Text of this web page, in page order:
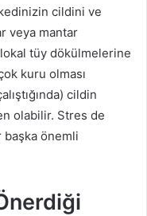
cildini ve
veya mantar
tüy dökülmelerine
kuru olması
cildin
olabilir. Stres de
başka önemli